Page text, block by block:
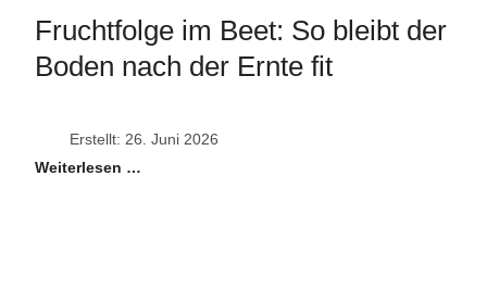
Fruchtfolge im Beet: So bleibt der
Boden nach der Ernte fit
Erstellt: 26. Juni 2026
Weiterlesen …